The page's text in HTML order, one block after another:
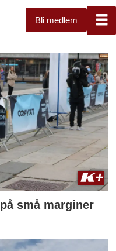
Bli medlem
små marginer